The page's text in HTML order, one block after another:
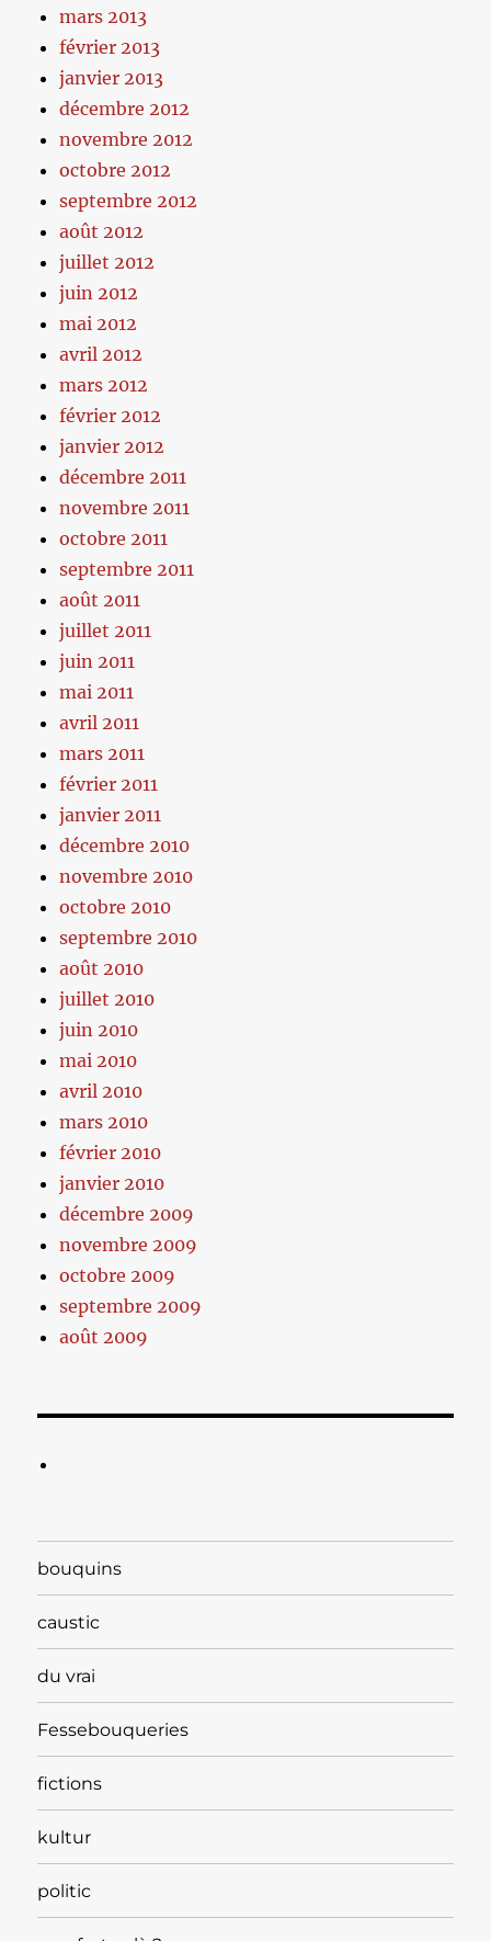
mars 2013
février 2013
janvier 2013
décembre 2012
novembre 2012
octobre 2012
septembre 2012
août 2012
juillet 2012
juin 2012
mai 2012
avril 2012
mars 2012
février 2012
janvier 2012
décembre 2011
novembre 2011
octobre 2011
septembre 2011
août 2011
juillet 2011
juin 2011
mai 2011
avril 2011
mars 2011
février 2011
janvier 2011
décembre 2010
novembre 2010
octobre 2010
septembre 2010
août 2010
juillet 2010
juin 2010
mai 2010
avril 2010
mars 2010
février 2010
janvier 2010
décembre 2009
novembre 2009
octobre 2009
septembre 2009
août 2009
bouquins
caustic
du vrai
Fessebouqueries
fictions
kultur
politic